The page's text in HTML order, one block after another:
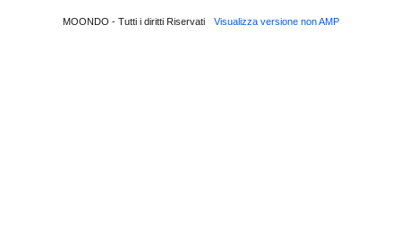
MOONDO - Tutti i diritti Riservati Visualizza versione non AMP